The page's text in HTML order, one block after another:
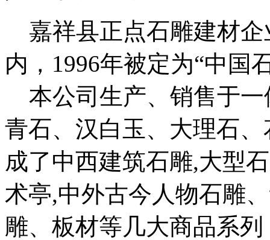
嘉祥县正点石雕建材企
内，1996年被定为“中国
本公司生产、销售于一
青石、汉白玉、大理石
成了中西建筑石雕,大型
术亭,中外古今人物石雕
雕、板材等几大商品系